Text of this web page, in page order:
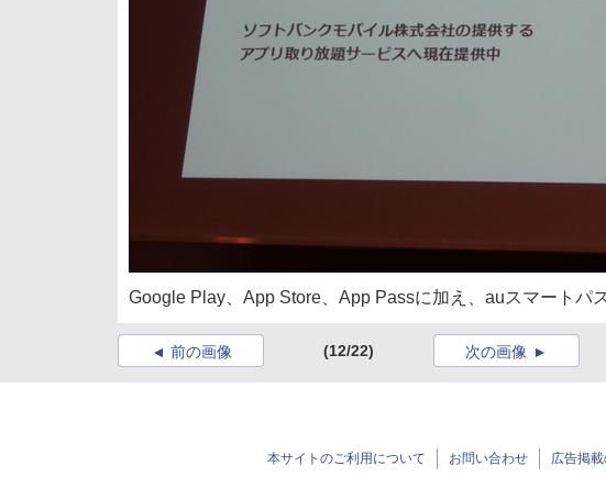
Google Play、App Store、App Passに加え、auスマートパ
前の画像 (12/22) 次の画像
本サイトのご利用について お問い合わせ 広告掲